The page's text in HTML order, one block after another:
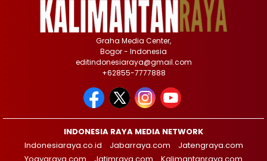
Graha Media Center,
Bogor - Indonesia
editindonesiaraya@gmail.com
+62855-7777888
INDONESIA RAYA MEDIA NETWORK
Indonesiaraya.co.id
Jabarraya.com
Jatengraya.com